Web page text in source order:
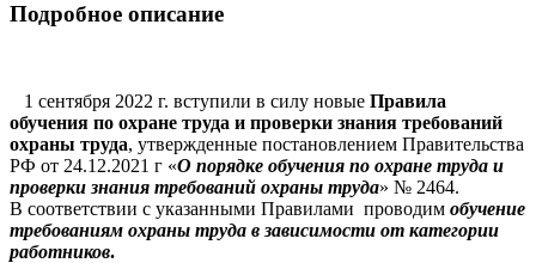
Подробное описание
1 сентября 2022 г. вступили в силу новые Правила
обучения по охране труда и проверки знания требований
охраны труда, утвержденные постановлением Правительства
РФ от 24.12.2021 г «О порядке обучения по охране труда и
проверки знания требований охраны труда» № 2464.
В соответствии с указанными Правилами проводим обучение
требованиям охраны труда в зависимости от категории
работников.